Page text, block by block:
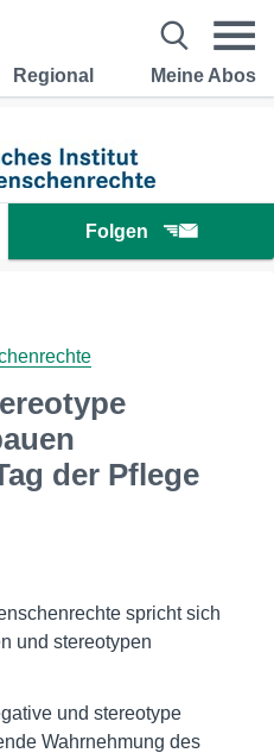
Regional Meine Abos
Folgen
der Pflege
spricht sich
und stereotypen
und stereotype
Wahrnehmung des